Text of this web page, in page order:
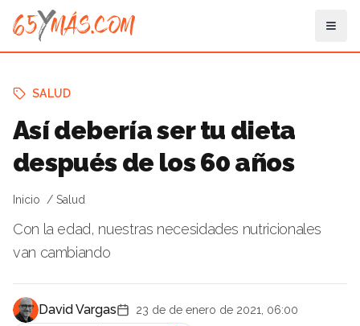
SALUD
Así debería ser tu dieta
después de los 60 años
Inicio Salud
Con la edad, nuestras necesidades nutricionales
van cambiando
David Vargas
23 de de enero de 2021, 06:00